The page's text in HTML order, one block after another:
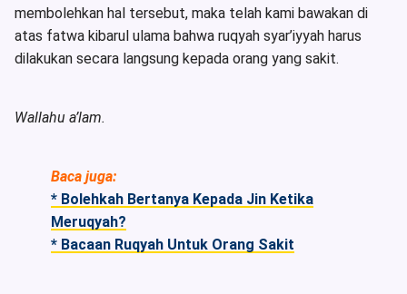
membolehkan hal tersebut, maka telah kami bawakan di
atas fatwa kibarul ulama bahwa ruqyah syar’iyyah harus
dilakukan secara langsung kepada orang yang sakit.
Wallahu a’lam.
Baca juga:
* Bolehkah Bertanya Kepada Jin Ketika
Meruqyah?
* Bacaan Ruqyah Untuk Orang Sakit